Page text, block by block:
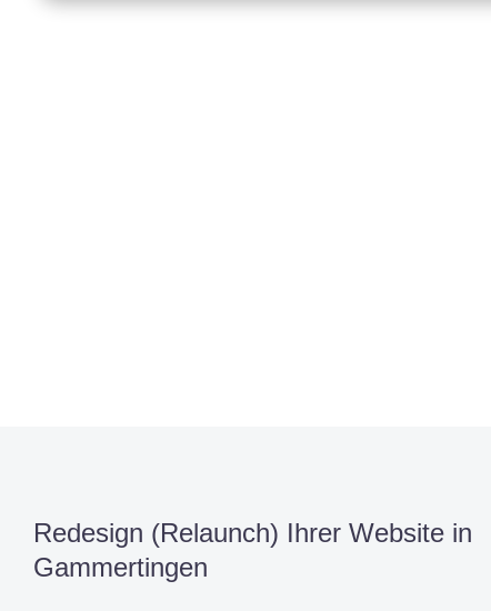
Redesign (Relaunch) Ihrer Website in
Gammertingen